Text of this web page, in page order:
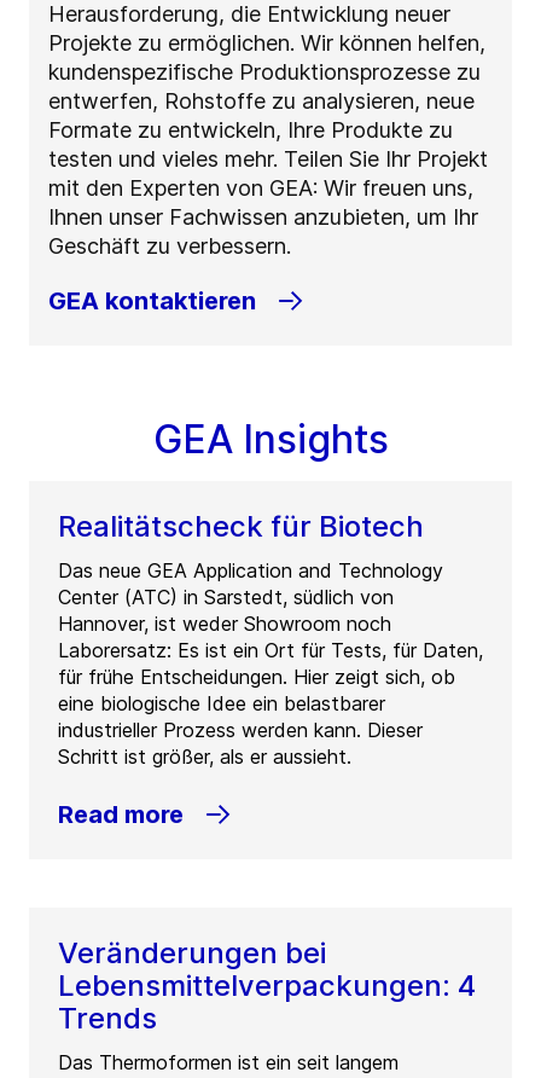
Herausforderung, die Entwicklung neuer
Projekte zu ermöglichen. Wir können helfen,
kundenspezifische Produktionsprozesse zu
entwerfen, Rohstoffe zu analysieren, neue
Formate zu entwickeln, Ihre Produkte zu
testen und vieles mehr. Teilen Sie Ihr Projekt
mit den Experten von GEA: Wir freuen uns,
Ihnen unser Fachwissen anzubieten, um Ihr
Geschäft zu verbessern.
GEA kontaktieren
GEA Insights
Realitätscheck für Biotech
Das neue GEA Application and Technology
Center (ATC) in Sarstedt, südlich von
Hannover, ist weder Showroom noch
Laborersatz: Es ist ein Ort für Tests, für Daten,
für frühe Entscheidungen. Hier zeigt sich, ob
eine biologische Idee ein belastbarer
industrieller Prozess werden kann. Dieser
Schritt ist größer, als er aussieht.
Read more
Veränderungen bei
Lebensmittelverpackungen: 4
Trends
Das Thermoformen ist ein seit langem